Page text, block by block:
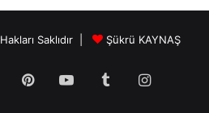
Saklıdır | Şükrü KAYNAŞ
PinterestYouTubeTumblr